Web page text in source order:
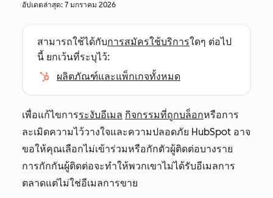
อัปเดตล่าสุด: 7 มกราคม 2026
สามารถใช้ได้กับการสมัครใช้บริการใดๆ ต่อไป
นี้ ยกเว้นที่ระบุไว้:
ผลิตภัณฑ์และแพ็กเกจทั้งหมด
เพื่อแก้ไขการระงับอีเมล กิจกรรมที่ถูกบล็อกหรือการ
ละเมิดความไว้วางใจและความปลอดภัย HubSpot อาจ
ขอให้คุณเลือกไม่เข้าร่วมหรือกักตัวผู้ติดต่อบางราย
การกักกันผู้ติดต่อจะทำให้พวกเขาไม่ได้รับอีเมลการ
ตลาดแต่ไม่ใช่อีเมลการขาย